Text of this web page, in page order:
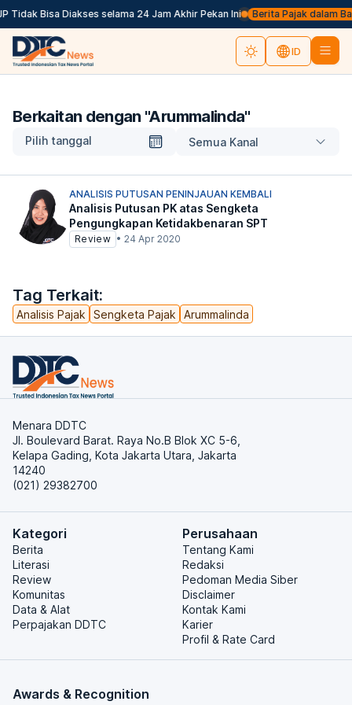
Tidak Bisa Diakses selama 24 Jam Akhir Pekan Ini Berita Pajak dalam
ID
Berkaitan dengan "Arummalinda"
Pilih tanggal Semua Kanal
Tag Terkait:
Analisis Pajak Sengketa Pajak Arummalinda
ANALISIS PUTUSAN PENINJAUAN KEMBALI
Analisis Putusan PK atas Sengketa
Pengungkapan Ketidakbenaran SPT
Review • 24 Apr 2020
Menara DDTC
Jl. Boulevard Barat. Raya No.B Blok XC 5-6,
Kelapa Gading, Kota Jakarta Utara, Jakarta
14240
(021) 29382700
Kategori
Berita
Literasi
Review
Komunitas
Data & Alat
Perpajakan DDTC
Perusahaan
Tentang Kami
Redaksi
Pedoman Media Siber
Disclaimer
Kontak Kami
Karier
Profil & Rate Card
Awards & Recognition